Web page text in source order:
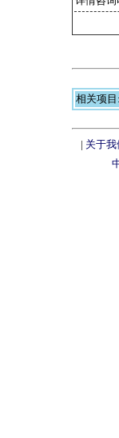
相关项目:
| 关于我